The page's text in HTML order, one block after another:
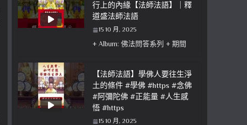
行上的內緣【法師法語】｜釋
道盛法師法語
15 10 月, 2025
+ Album: 佛法問答系列 + 期間
【法師法語】學佛人要往生淨
土的條件 #學佛 #https #念佛
#阿彌陀佛 #正能量 #人生感
悟 #https
15 10 月, 2025